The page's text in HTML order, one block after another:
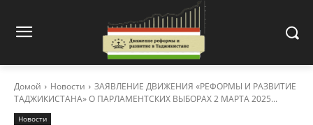
Домой Новости
ЗАЯВЛЕНИЕ ДВИЖЕНИЯ «РЕФОРМЫ И РАЗВИТИЕ
ТАДЖИКИСТАНА» О ПАРЛАМЕНТСКИХ ВЫБОРАХ 2 МАРТА 2025...
Новости